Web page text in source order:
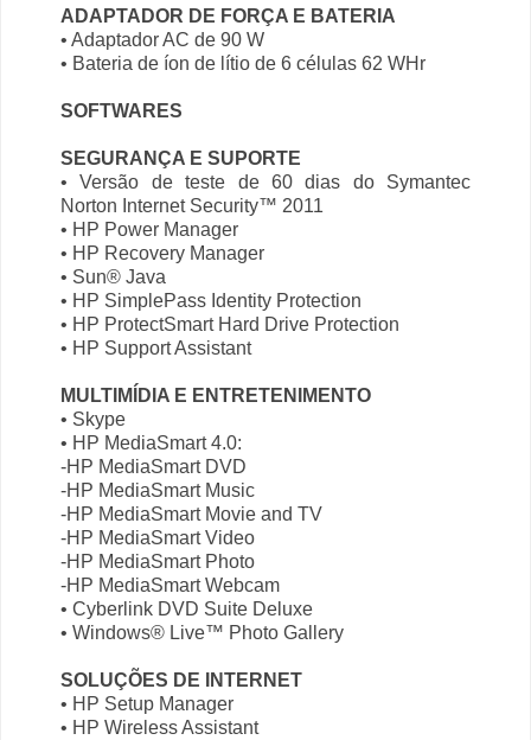
ADAPTADOR DE FORÇA E BATERIA
• Adaptador AC de 90 W
• Bateria de íon de lítio de 6 células 62 WHr
SOFTWARES
SEGURANÇA E SUPORTE
• Versão de teste de 60 dias do Symantec
Norton Internet Security™ 2011
• HP Power Manager
• HP Recovery Manager
• Sun® Java
• HP SimplePass Identity Protection
• HP ProtectSmart Hard Drive Protection
• HP Support Assistant
MULTIMÍDIA E ENTRETENIMENTO
• Skype
• HP MediaSmart 4.0:
-HP MediaSmart DVD
-HP MediaSmart Music
-HP MediaSmart Movie and TV
-HP MediaSmart Video
-HP MediaSmart Photo
-HP MediaSmart Webcam
• Cyberlink DVD Suite Deluxe
• Windows® Live™ Photo Gallery
SOLUÇÕES DE INTERNET
• HP Setup Manager
• HP Wireless Assistant